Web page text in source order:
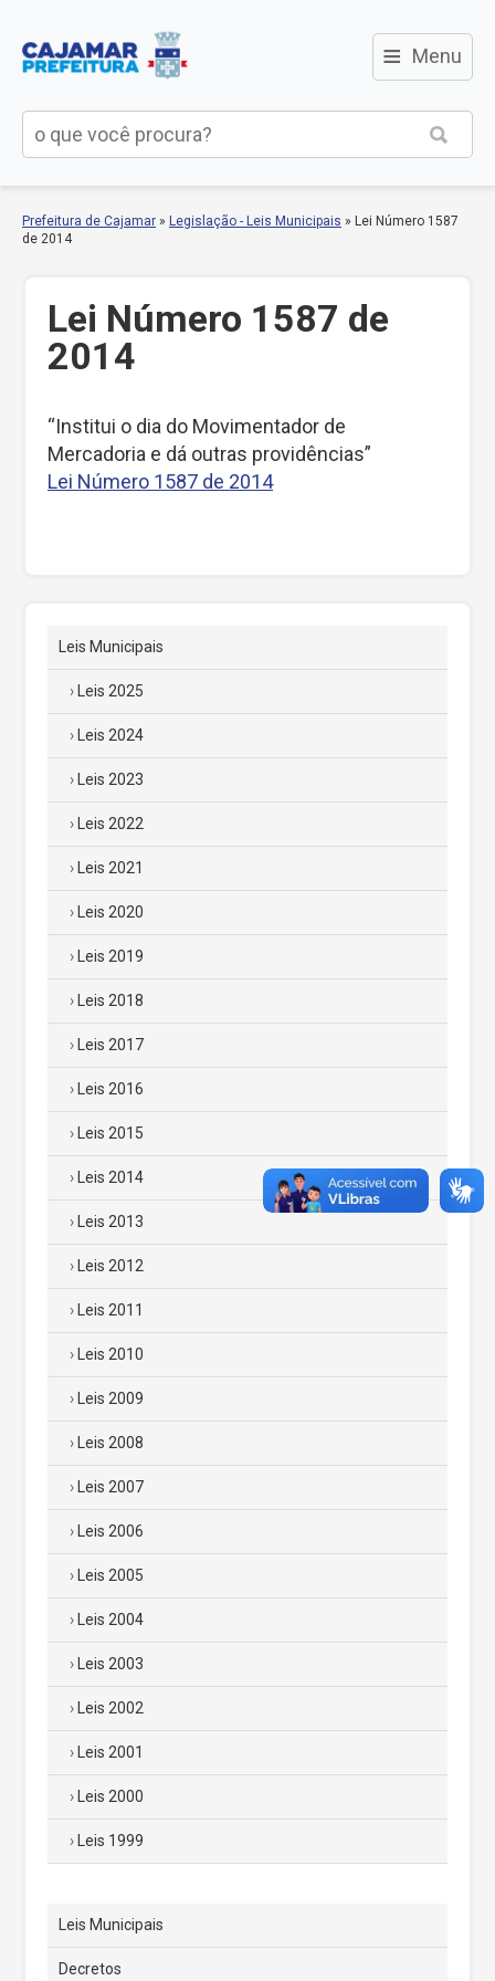
≡ Menu
Prefeitura de Cajamar » Legislação - Leis Municipais » Lei Número 1587
de 2014
Lei Número 1587 de
2014
“Institui o dia do Movimentador de
Mercadoria e dá outras providências”
Lei Número 1587 de 2014
Leis Municipais
Leis 2025
Leis 2024
Leis 2023
Leis 2022
Leis 2021
Leis 2020
Leis 2019
Leis 2018
Leis 2017
Leis 2016
Leis 2015
Leis 2014
Leis 2013
Leis 2012
Leis 2011
Leis 2010
Leis 2009
Leis 2008
Leis 2007
Leis 2006
Leis 2005
Leis 2004
Leis 2003
Leis 2002
Leis 2001
Leis 2000
Leis 1999
Leis Municipais
Decretos